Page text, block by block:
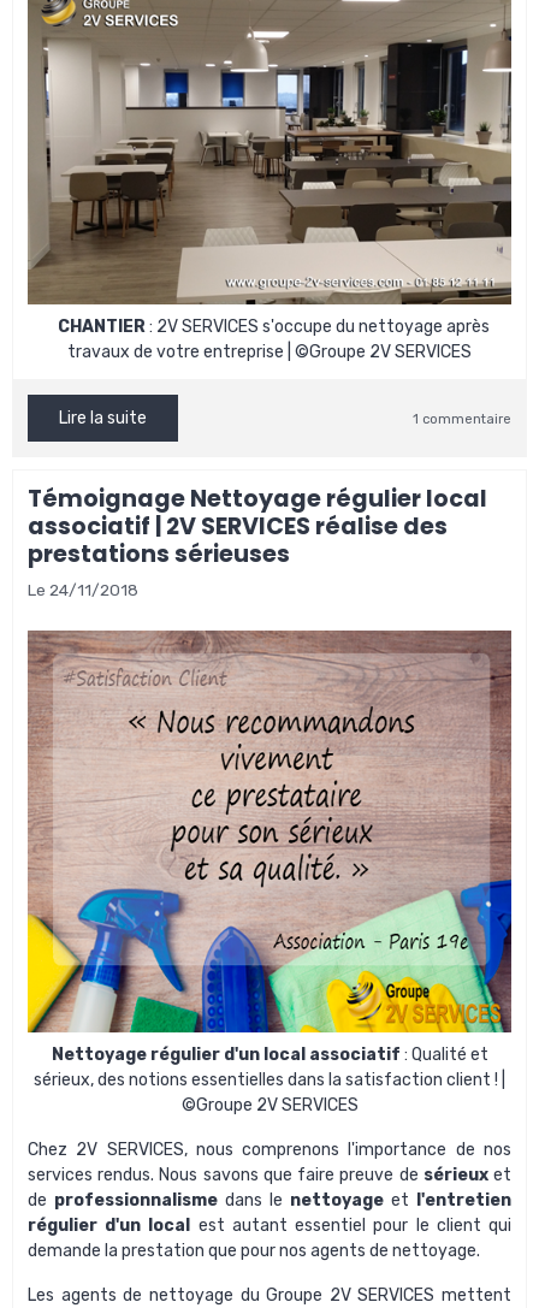
CHANTIER: 2V SERVICES s'occupe du nettoyage après
travaux de votre entreprise | ©Groupe 2V SERVICES
Lire la suite 1 commentaire
Témoignage Nettoyage régulier local
associatif | 2V SERVICES réalise des
prestations sérieuses
Le 24/11/2018
Nettoyage régulier d'un local associatif : Qualité et
sérieux, des notions essentielles dans la satisfaction client ! |
©Groupe 2V SERVICES
Chez 2V SERVICES, nous comprenons l'importance de nos
services rendus. Nous savons que faire preuve de sérieuxet
de professionnalisme dans le nettoyage et
l'entretien
régulier d'un local
est autant essentiel pour le client qui
demande la prestation que pour nos agents de nettoyage.
Les agents de nettoyage duGroupe 2V SERVICES mettent